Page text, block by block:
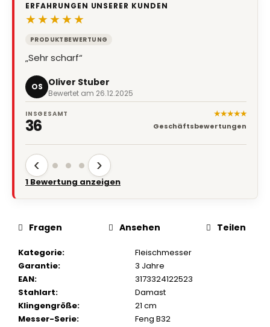
ERFAHRUNGEN UNSERER KUNDEN
★★★★★
PRODUKTBEWERTUNG
„Sehr scharf“
OS Oliver Stuber
Bewertet am 26.12.2025
INSGESAMT
36
★★★★★
Geschäftsbewertungen
‹ ›
1 Bewertung anzeigen
Kategorie:
Fleischmesser
Garantie:
3 Jahre
EAN:
3173324122523
Stahlart:
Damast
Klingengröße:
21 cm
Messer-Serie: Feng B32
Fragen Ansehen Teilen